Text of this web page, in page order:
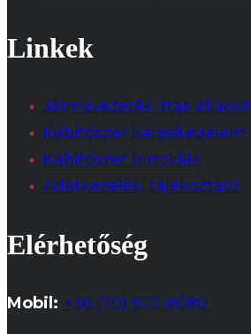
Linkek
Járművezetés ittas
Kábítószer kereskedelem
Kábítószer birtoklás
Adatkezelési tájékoztató
Elérhetőség
Mobil: +36 (70) 672-8080